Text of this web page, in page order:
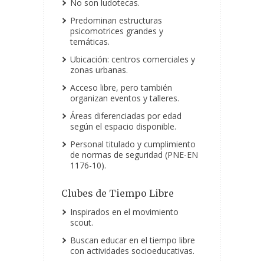
No son ludotecas.
Predominan estructuras
psicomotrices grandes y
temáticas.
Ubicación: centros comerciales y
zonas urbanas.
Acceso libre, pero también
organizan eventos y talleres.
Áreas diferenciadas por edad
según el espacio disponible.
Personal titulado y cumplimiento
de normas de seguridad (PNE-EN
1176-10).
Clubes de Tiempo Libre
Inspirados en el movimiento
scout.
Buscan educar en el tiempo libre
con actividades socioeducativas.